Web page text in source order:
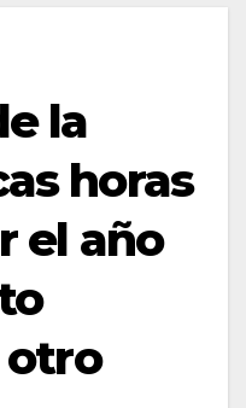
la
horas
el año
otro